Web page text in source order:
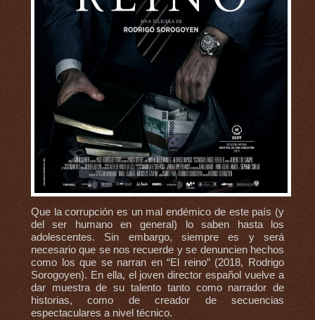
Que la corrupción es un mal endémico de este país (y
del ser humano en general) lo saben hasta los
adolescentes. Sin embargo, siempre es y será
necesario que se nos recuerde y se denuncien hechos
como los que se narran en “El reino” (2018, Rodrigo
Sorogoyen). En ella, el joven director español vuelve a
dar muestra de su talento tanto como narrador de
historias, como de creador de secuencias
espectaculares a nivel técnico.